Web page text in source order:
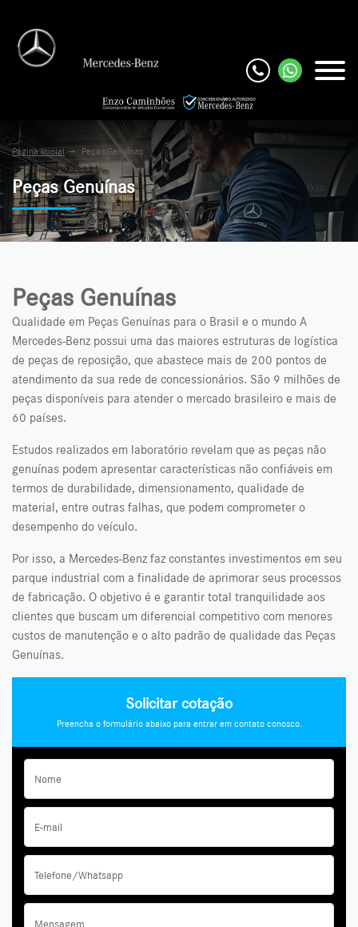
Página Inicial Peças Genuínas
Peças Genuínas
Peças Genuínas
Qualidade em Peças Genuínas para o Brasil e o mundo A
Mercedes-Benz possui uma das maiores estruturas de logística
de peças de reposição, que abastece mais de 200 pontos de
atendimento da sua rede de concessionários. São 9 milhões de
peças disponíveis para atender o mercado brasileiro e mais de
60 países.
Estudos realizados em laboratório revelam que as peças não
genuínas podem apresentar características não confiáveis em
termos de durabilidade, dimensionamento, qualidade de
material, entre outras falhas, que podem comprometer o
desempenho do veículo.
Por isso, a Mercedes-Benz faz constantes investimentos em seu
parque industrial com a finalidade de aprimorar seus processos
de fabricação. O objetivo é e garantir total tranquilidade aos
clientes que buscam um diferencial competitivo com menores
custos de manutenção e o alto padrão de qualidade das Peças
Genuínas.
Solicitar cotação
Preencha o formulário abaixo para entrar em contato conosco.